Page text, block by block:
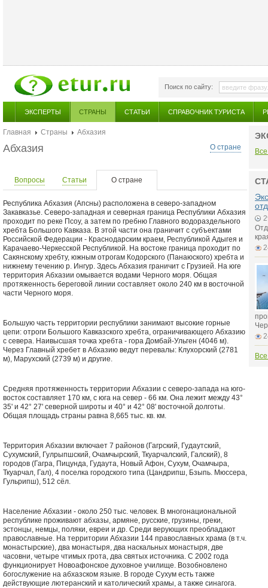
Поиск по сайту:
ЭКСПЕРТЫ СТРАНЫ СТАТЬИ СПРАВОЧНИК ТУРИСТА
Главная Страны
Абхазия
О стране
Абхазия
Вопросы Статьи О стране
Республика Абхазия (Апсны) расположена в северо-западном
Закавказье. Северо-западная и северная граница Республики Абхазия
проходит по реке Псоу, а затем по гребню Главного водораздельного
хребта Большого Кавказа. В этой части она граничит с субъектами
Российской Федерации - Краснодарским краем, Республикой Адыгея и
Карачаево-Черкесской Республикой. На востоке граница проходит по
Сакянскому хребту, южным отрогам Кодорского (Панаюского) хребта и
нижнему течению р. Ингур. Здесь Абхазия граничит с Грузией. На юге
территория Абхазии омывается водами Черного моря. Общая
протяженность береговой линии составляет около 240 км в восточной
части Черного моря.
Большую часть территории республики занимают высокие горные
цепи: отроги Большого Кавказского хребта, ограничивающего Абхазию
с севера. Наивысшая точка хребта - гора Домбай-Ульген (4046 м).
Через Главный хребет в Абхазию ведут перевалы: Клухорский (2781
м), Марухский (2739 м) и другие.
Средняя протяженность территории Абхазии с северо-запада на юго-
восток составляет 170 км, с юга на север - 66 км. Она лежит между 43°
35' и 42° 27' северной широты и 40° и 42° 08' восточной долготы.
Общая площадь страны равна 8,665 тыс. кв. км.
Территория Абхазии включает 7 районов (Гагрский, Гудаутский,
Сухумский, Гулрыпшский, Очамчырский, Ткуарчалский, Галский), 8
городов (Гагра, Пицунда, Гудаута, Новый Афон, Сухум, Очамчыра,
Ткуарчал, Гал), 4 поселка городского типа (Цандрипш, Бзыпь. Мюссера,
Гульрипш), 512 сёл.
Население Абхазии - около 250 тыс. человек. В многонациональной
республике проживают абхазы, армяне, русские, грузины, греки,
эстонцы, немцы, поляки, евреи и др. Среди верующих преобладают
православные. На территории Абхазии 144 православных храма (в т.ч.
монастырские), два монастыря, два наскальных монастыря, две
часовни, четыре чтимых грота, два святых источника. С 2002 года
функционирует Новоафонское духовное училище. Возобновлено
богослужение на абхазском языке. В городе Сухум есть также
действующие лютеранский и католический храмы, а также синагога.